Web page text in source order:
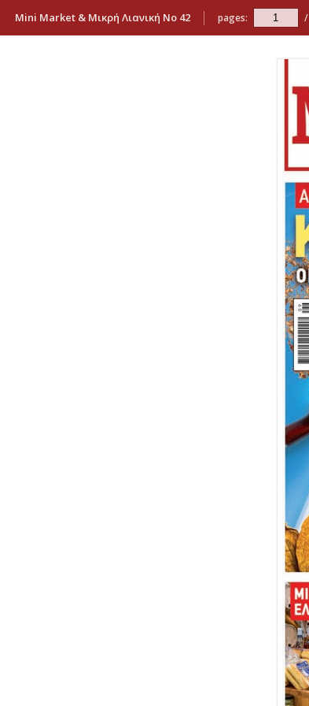
Mini Market & Μικρή Λιανική Νο 42 pages: /